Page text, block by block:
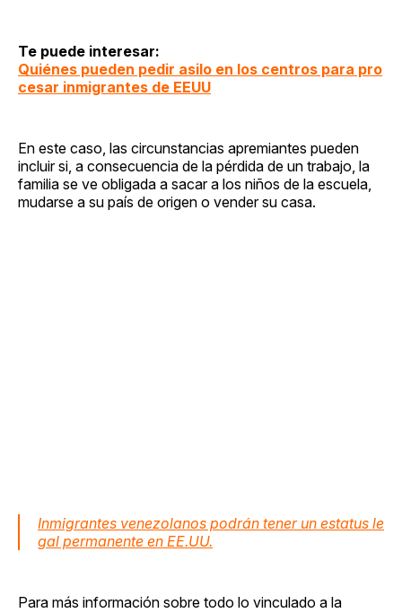
Te puede interesar:
Quiénes pueden pedir asilo en los centros para pro
cesar inmigrantes de EEUU
En este caso, las circunstancias apremiantes pueden
incluir si, a consecuencia de la pérdida de un trabajo, la
familia se ve obligada a sacar a los niños de la escuela,
mudarse a su país de origen o vender su casa.
Inmigrantes venezolanos podrán tener un estatus le
gal permanente en EE.UU.
Para más información sobre todo lo vinculado a la